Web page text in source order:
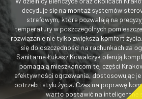
decyduje się na montaż systemów
strefowym, które pozwalają na
temperatury w poszczególnych
rozwiązanie nie tylko zwiększa komfort życia,
się do oszczędności na rachunkach za
Sanitarne Łukasz Kowalczyk oferują
pomagają mieszkańcom tej części
efektywności ogrzewania, dostosowując je
potrzeb i stylu życia. Czas na poprawę
warto postawić na inteligentne